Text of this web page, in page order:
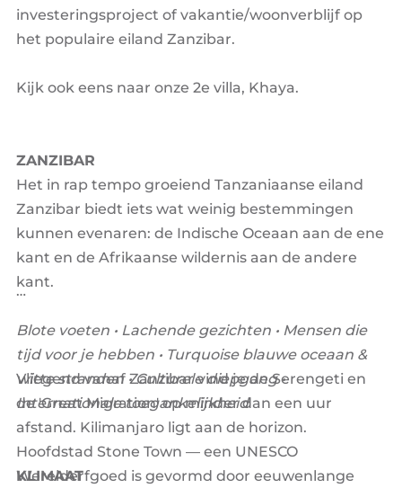
investeringsproject of vakantie/woonverblijf op
het populaire eiland Zanzibar.
Kijk ook eens naar onze 2e villa, Khaya.
ZANZIBAR
Het in rap tempo groeiend Tanzaniaanse eiland
Zanzibar biedt iets wat weinig bestemmingen
kunnen evenaren: de Indische Oceaan aan de ene
kant en de Afrikaanse wildernis aan de andere
kant.
Vliegend vanaf Zanzibar vind je de Serengeti en
de 'Great Migration' op minder dan een uur
afstand. Kilimanjaro ligt aan de horizon.
Hoofdstad Stone Town — een UNESCO
Werelderfgoed is gevormd door eeuwenlange
Blote voeten • Lachende gezichten • Mensen die
tijd voor je hebben • Turquoise blauwe oceaan &
witte stranden • Culturele diepgang •
Internationale toegankelijkheid
KLIMAAT